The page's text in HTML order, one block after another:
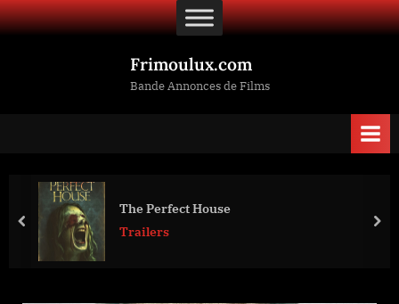
Skip
to
Frimoulux.com
Bande Annonces de Films
The Perfect House
Trailers
prev